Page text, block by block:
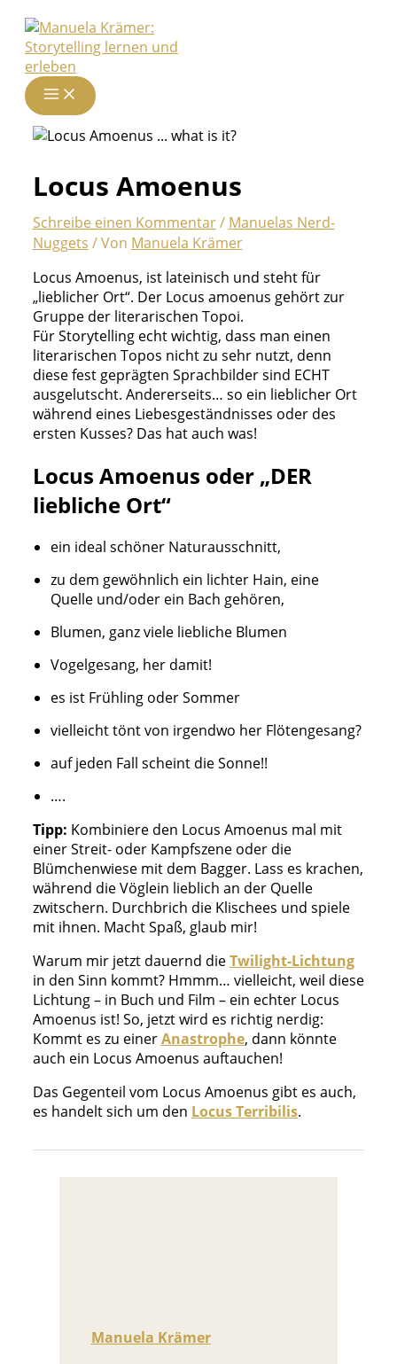
Zum
Inhalt
springen
Locus Amoenus
Schreibe einen Kommentar/ Manuelas Nerd-
Nuggets / Von Manuela Krämer
Locus Amoenus, ist lateinisch und steht für
„lieblicher Ort“. Der Locus amoenus gehört zur
Gruppe der literarischen Topoi.
Für Storytelling echt wichtig, dass man einen
literarischen Topos nicht zu sehr nutzt, denn
diese fest geprägten Sprachbilder sind ECHT
ausgelutscht. Andererseits… so ein lieblicher Ort
während eines Liebesgeständnisses oder des
ersten Kusses? Das hat auch was!
Locus Amoenus oder „DER
liebliche Ort“
ein ideal schöner Naturausschnitt,
zu dem gewöhnlich ein lichter Hain, eine
Quelle und/oder ein Bach gehören,
Blumen, ganz viele liebliche Blumen
Vogelgesang, her damit!
es ist Frühling oder Sommer
vielleicht tönt von irgendwo her Flötengesang?
auf jeden Fall scheint die Sonne!!
….
Tipp: Kombiniere den Locus Amoenus mal mit
einer Streit- oder Kampfszene oder die
Blümchenwiese mit dem Bagger. Lass es krachen,
während die Vöglein lieblich an der Quelle
zwitschern. Durchbrich die Klischees und spiele
mit ihnen. Macht Spaß, glaub mir!
Warum mir jetzt dauernd dieTwilight-Lichtung
in den Sinn kommt? Hmmm… vielleicht, weil diese
Lichtung – in Buch und Film – ein echter Locus
Amoenus ist! So, jetzt wird es richtig nerdig:
Kommt es zu einerAnastrophe, dann könnte
auch ein Locus Amoenus auftauchen!
Das Gegenteil vom Locus Amoenus gibt es auch,
es handelt sich um den Locus Terribilis.
Manuela Krämer